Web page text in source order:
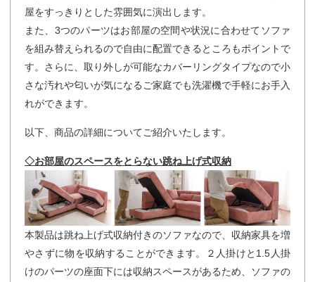
屋をすっきりとした雰囲気に演出します。
また、3つのパーツはお部屋の空間や状況に合わせてソファ
を組み替えられるので自由に配置できるところもポイントで
す。さらに、取り外しが可能なカバーリングタイプなので小
さな汚れや匂いが気になるご家庭でも洗濯機で手軽にお手入
れができます。
以下、商品の詳細についてご紹介いたします。
◇お部屋のスペースをとらない跳ね上げ式収納
本製品は跳ね上げ式収納付きのソファなので、収納家具を増
やさずに物を収納することができます。２人掛けと1.5人掛
けのパーツの座面下には収納スペースがあるため、ソファの